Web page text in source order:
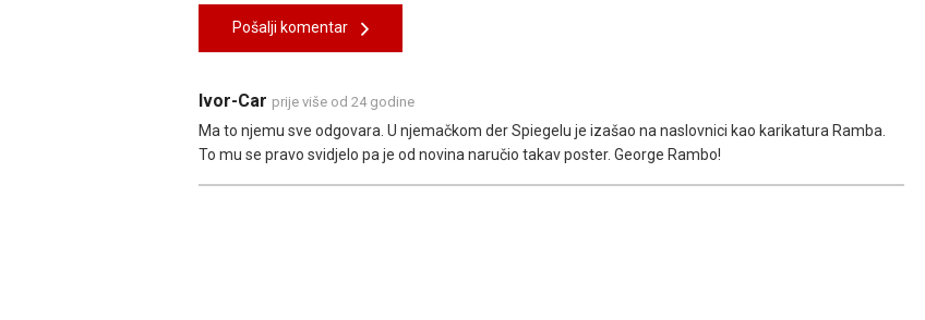
Pošalji komentar
Ivor-Car prije više od 24 godine
Ma to njemu sve odgovara. U njemačkom der Spiegelu je izašao na naslovnici kao karikatura Ramba.
To mu se pravo svidjelo pa je od novina naručio takav poster. George Rambo!